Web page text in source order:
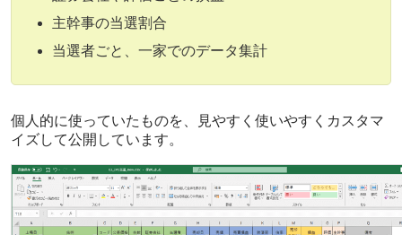
主幹事の当選割合
当選者ごと、一家でのデータ集計
個人的に使っていたものを、見やすく使いやすくカスタマ
イズして公開しています。